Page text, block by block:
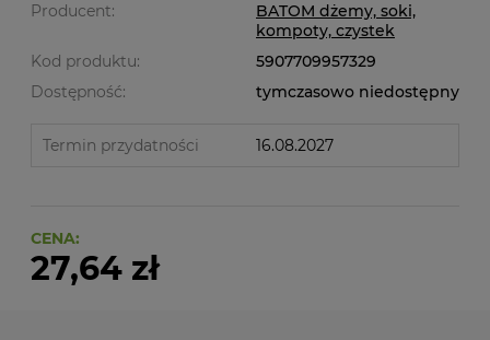
Producent:
BATOM dżemy, soki,
kompoty, czystek
Kod produktu:
5907709957329
Dostępność:
tymczasowo niedostępny
Termin przydatności 16.08.2027
CENA:
27,64 zł